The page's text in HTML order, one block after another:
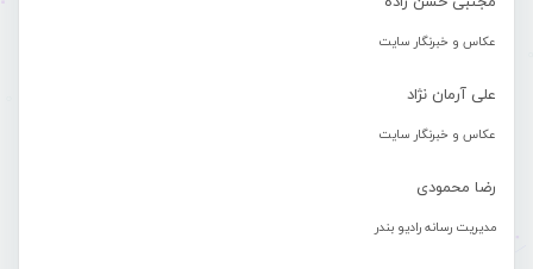
عکاس و خبرنگار سایت
علی آرمان نژاد
عکاس و خبرنگار سایت
رضا محمودی
مدیریت رسانه رادیو بندر